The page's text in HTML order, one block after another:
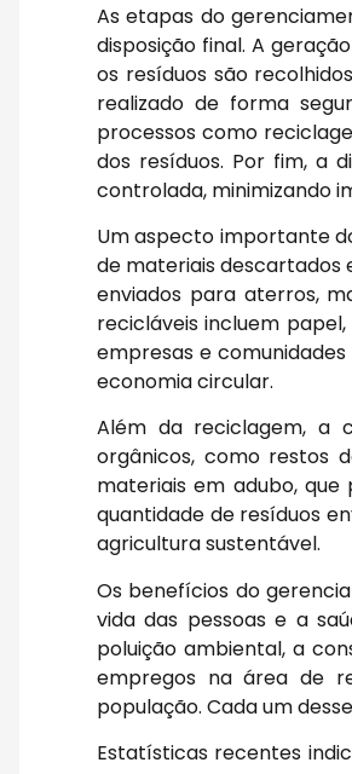
As etapas do
disposição final. A
os resíduos são
realizado de forma
processos como
dos resíduos. Por fim, a
controlada, minimizando
Um aspecto importante
de materiais descartados
enviados para aterros,
recicláveis incluem
empresas e
economia circular.
Além da reciclagem, a
orgânicos, como restos
materiais em adubo,
quantidade de resíduos
agricultura sustentável.
Os benefícios do
vida das pessoas e a
poluição ambiental, a
empregos na área de
população. Cada um
Estatísticas recentes